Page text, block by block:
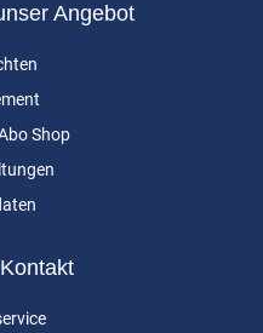
Angebot
Shop